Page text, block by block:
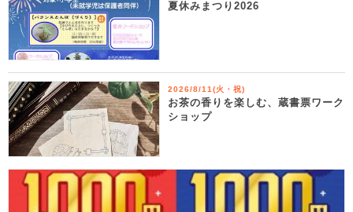
夏休みまつり2026
2026/8/11(火・祝)
お茶の香りを楽しむ、蔵書票ワーク
ショップ